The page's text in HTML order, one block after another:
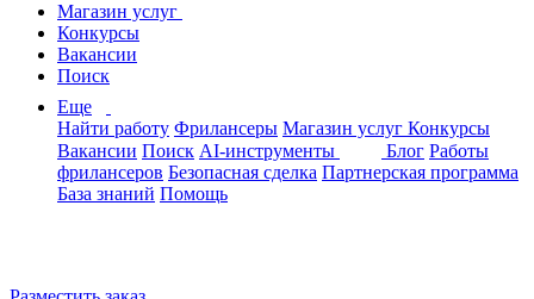
Магазин услуг
Конкурсы
Вакансии
Поиск
Еще
Найти работу Фрилансеры Магазин услуг Конкурсы
Вакансии Поиск AI-инструменты Блог Работы
фрилансеров Безопасная сделка Партнерская программа
База знаний Помощь